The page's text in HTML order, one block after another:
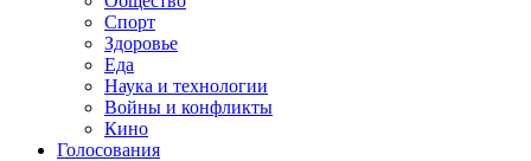
Спорт
Здоровье
Еда
Наука и технологии
Войны и конфликты
Кино
Голосования